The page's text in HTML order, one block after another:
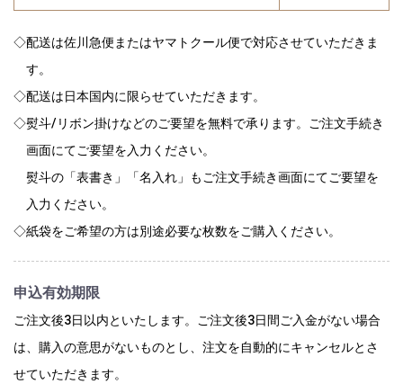
◇配送は佐川急便またはヤマトクール便で対応させていただきま
す。
◇配送は日本国内に限らせていただきます。
◇熨斗/リボン掛けなどのご要望を無料で承ります。ご注文手続き
画面にてご要望を入力ください。
熨斗の「表書き」「名入れ」もご注文手続き画面にてご要望を
入力ください。
◇紙袋をご希望の方は別途必要な枚数をご購入ください。
申込有効期限
ご注文後3日以内といたします。ご注文後3日間ご入金がない場合
は、購入の意思がないものとし、注文を自動的にキャンセルとさ
せていただきます。